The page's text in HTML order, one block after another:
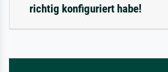
richtig konfiguriert habe!